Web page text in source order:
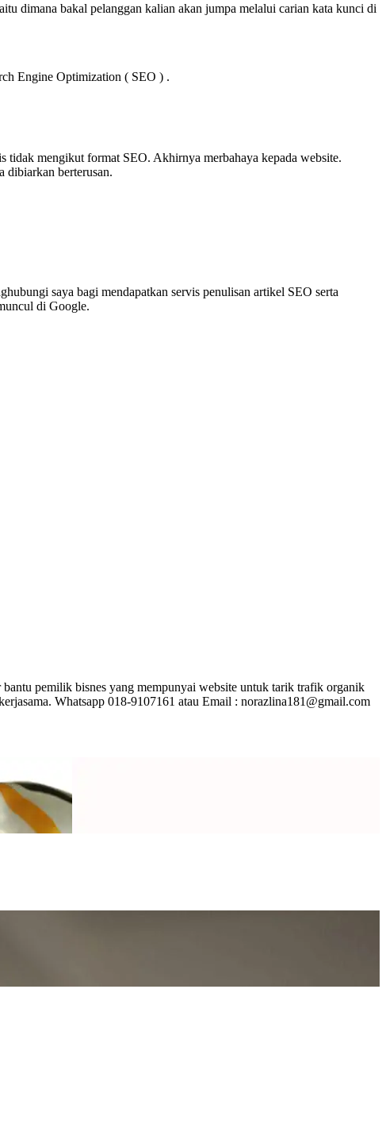
dimana bakal pelanggan kalian akan jumpa melalui carian kata kunci di
Engine Optimization ( SEO ) .
mengikut format SEO. Akhirnya merbahaya kepada website.
dibiarkan berterusan.
saya bagi mendapatkan servis penulisan artikel SEO serta
di Google.
pemilik bisnes yang mempunyai website untuk tarik trafik organik
Whatsapp 018-9107161 atau Email : norazlina181@gmail.com